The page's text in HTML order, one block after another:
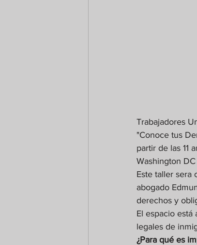
Trabajadores
"Conoce tus
partir de las 11
Washington
Este taller sera
abogado
derechos y
El espacio está
legales de
¿Para qué es